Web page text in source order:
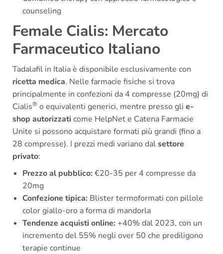
counseling
Female Cialis: Mercato
Farmaceutico Italiano
Tadalafil in Italia è disponibile esclusivamente con
ricetta medica. Nelle farmacie fisiche si trova
principalmente in confezioni da 4 compresse (20mg) di
Cialis® o equivalenti generici, mentre presso gli e-
shop autorizzaticome HelpNet e Catena Farmacie
Unite si possono acquistare formati più grandi (fino a
28 compresse). I prezzi medi variano dalsettore
privato:
Prezzo al pubblico: €20-35 per 4 compresse da
20mg
Confezione tipica: Blister termoformati con pillole
color giallo-oro a forma di mandorla
Tendenze acquisti online: +40% dal 2023, con un
incremento del 55% negli over 50 che prediligono
terapie continue